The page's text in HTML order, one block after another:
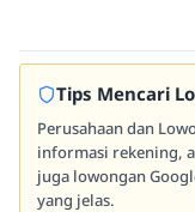
Tips Mencari
Perusahaan dan
informasi rekening,
juga lowongan
yang jelas.